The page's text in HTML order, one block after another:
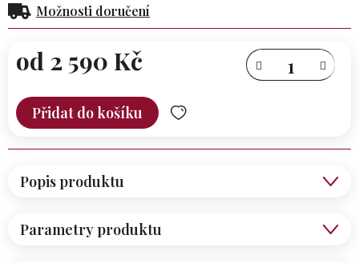
Možnosti doručení
od 2 590 Kč
cena:
Přidat do košíku
Parametry produktu
Popis produktu